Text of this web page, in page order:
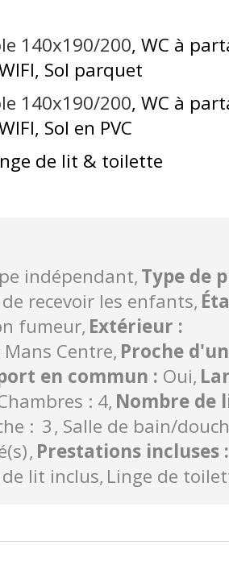
140x190/200 WC à
Sol parquet
140x190/200 WC à
Sol en PVC
de lit & toilette
indépendant Type de
recevoir les enfants
fumeur Extérieur :
Mans Centre Proche
en commun : Oui
: 4 Nombre de
: 3 Salle de bain/
Prestations incluses :
lit inclus Linge de